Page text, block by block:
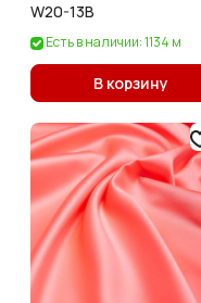
W20-13B
Есть в наличии: 1134 м
В корзину